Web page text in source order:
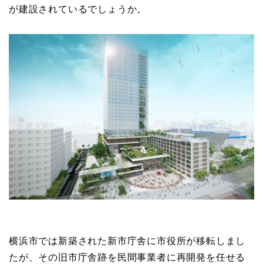
が建設されているでしょうか。
横浜市では新築された新市庁舎に市役所が移転しまし
たが、その旧市庁舎跡を民間事業者に再開発を任せる